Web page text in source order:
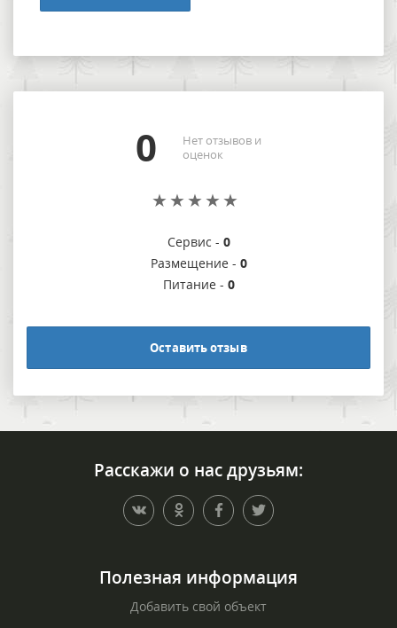
0
Нет отзывов и
оценок
Сервис - 0
Размещение - 0
Питание - 0
Оставить отзыв
Расскажи о нас друзьям:
Полезная информация
Добавить свой объект